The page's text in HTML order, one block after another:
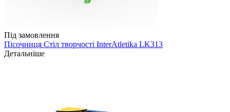
Під замовлення
Пісочниця Стіл творчості InterAtletika LK313
Детальніше